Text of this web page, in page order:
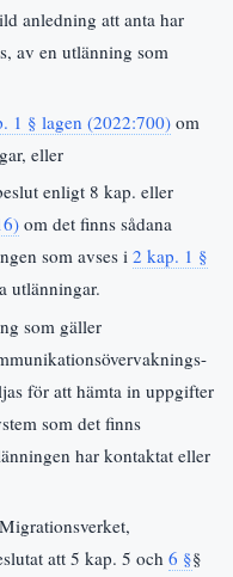
anledning att anta har
av en utlänning som
1 § lagen (2022:700) om
eller
enligt 8 kap. eller
om det finns sådana
som avses i 2 kap. 1 §
utlänningar.
som gäller
för att hämta in uppgifter
som det finns
har kontaktat eller
att 5 kap. 5 och6 §§